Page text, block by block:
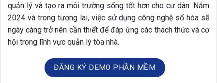
quản lý và tạo ra môi trường sống tốt hơn cho cư dân. Năm
2024 và trong tương lai, việc sử dụng công nghệ số hóa sẽ
ngày càng trở nên cần thiết để đáp ứng các thách thức và cơ
hội trong lĩnh vực quản lý tòa nhà.
ĐĂNG KÝ DEMO PHẦN MỀM